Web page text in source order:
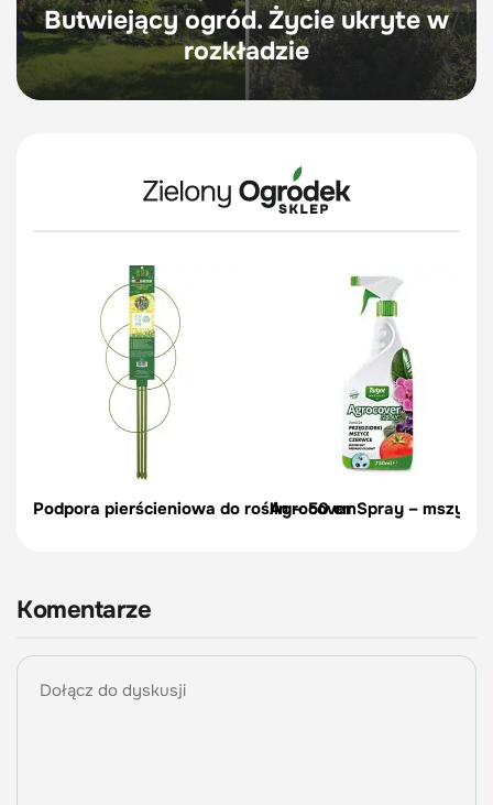
Butwiejący ogród. Życie ukryte w
rozkładzie
Podpora pierścieniowa do roślin – 50 cm
Agrocover Spray –
Komentarze